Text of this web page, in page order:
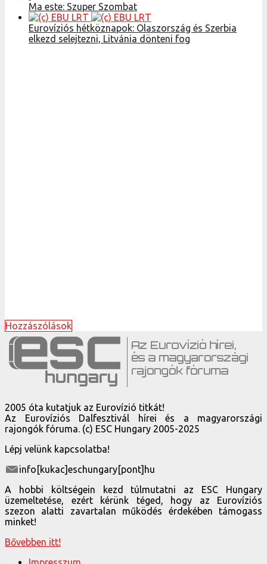
Ma este: Szuper Szombat
Eurovíziós hétköznapok: Olaszország és Szerbia
elkezd selejtezni, Litvánia dönteni fog
Hozzászólások
2005 óta kutatjuk az Eurovízió titkát!
Az Eurovíziós Dalfesztivál hírei és a magyarországi
rajongók fóruma. (c) ESC Hungary 2005-2025
Lépj velünk kapcsolatba!
info[kukac]eschungary[pont]hu
A hobbi költségein kezd túlmutatni az ESC Hungary
üzemeltetése, ezért kérünk téged, hogy az Eurovíziós
szezon alatti zavartalan működés érdekében támogass
minket!
Bővebben itt!